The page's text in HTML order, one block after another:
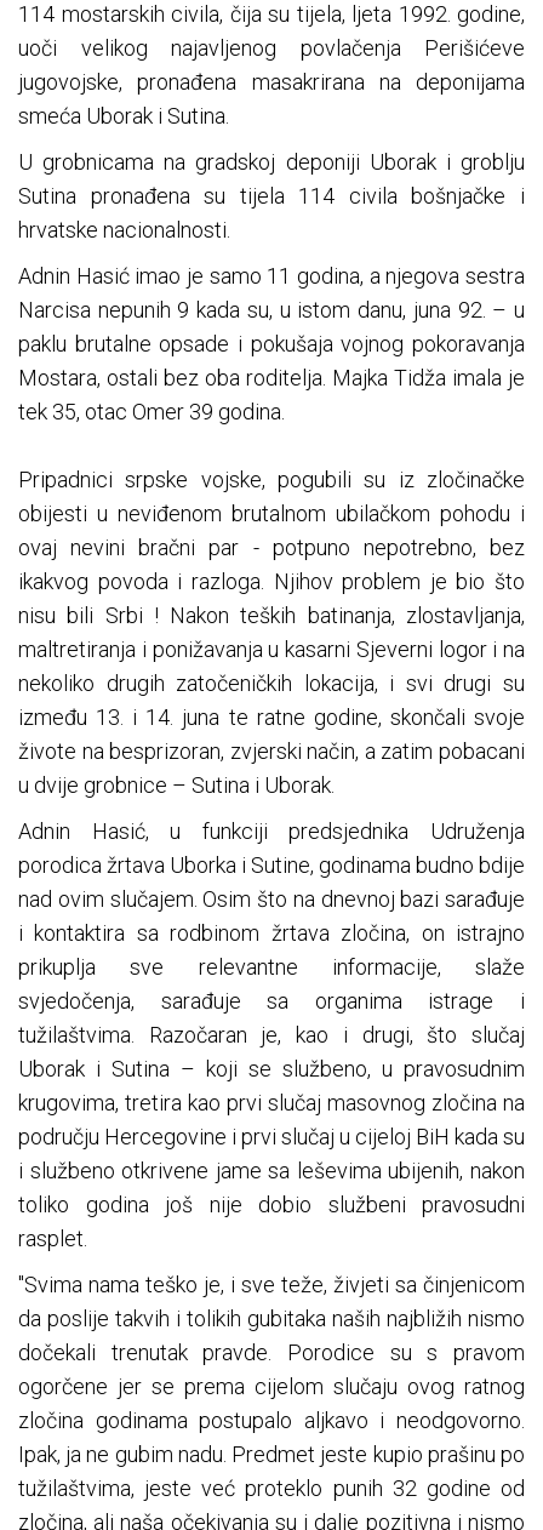
114 mostarskih civila, čija su tijela, ljeta 1992. godine,
uoči velikog najavljenog povlačenja Perišićeve
jugovojske, pronađena masakrirana na deponijama
smeća Uborak i Sutina.
U grobnicama na gradskoj deponiji Uborak i groblju
Sutina pronađena su tijela 114 civila bošnjačke i
hrvatske nacionalnosti.
Adnin Hasić imao je samo 11 godina, a njegova sestra
Narcisa nepunih 9 kada su, u istom danu, juna 92. – u
paklu brutalne opsade i pokušaja vojnog pokoravanja
Mostara, ostali bez oba roditelja. Majka Tidža imala je
tek 35, otac Omer 39 godina.
Pripadnici srpske vojske, pogubili su iz zločinačke
obijesti u neviđenom brutalnom ubilačkom pohodu i
ovaj nevini bračni par - potpuno nepotrebno, bez
ikakvog povoda i razloga. Njihov problem je bio što
nisu bili Srbi ! Nakon teških batinanja, zlostavljanja,
maltretiranja i ponižavanja u kasarni Sjeverni logor i na
nekoliko drugih zatočeničkih lokacija, i svi drugi su
između 13. i 14. juna te ratne godine, skončali svoje
živote na besprizoran, zvjerski način, a zatim pobacani
u dvije grobnice – Sutina i Uborak.
Adnin Hasić, u funkciji predsjednika Udruženja
porodica žrtava Uborka i Sutine, godinama budno bdije
nad ovim slučajem. Osim što na dnevnoj bazi sarađuje
i kontaktira sa rodbinom žrtava zločina, on istrajno
prikuplja sve relevantne informacije, slaže
svjedočenja, sarađuje sa organima istrage i
tužilaštvima. Razočaran je, kao i drugi, što slučaj
Uborak i Sutina – koji se službeno, u pravosudnim
krugovima, tretira kao prvi slučaj masovnog zločina na
području Hercegovine i prvi slučaj u cijeloj BiH kada su
i službeno otkrivene jame sa leševima ubijenih, nakon
toliko godina još nije dobio službeni pravosudni
rasplet.
"Svima nama teško je, i sve teže, živjeti sa činjenicom
da poslije takvih i tolikih gubitaka naših najbližih nismo
dočekali trenutak pravde. Porodice su s pravom
ogorčene jer se prema cijelom slučaju ovog ratnog
zločina godinama postupalo aljkavo i neodgovorno.
Ipak, ja ne gubim nadu. Predmet jeste kupio prašinu po
tužilaštvima, jeste već proteklo punih 32 godine od
zločina, ali naša očekivanja su i dalje pozitivna i nismo